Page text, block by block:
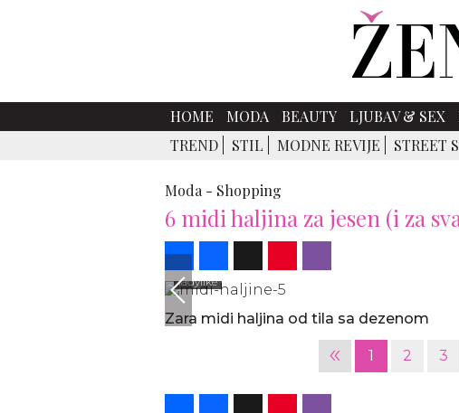
HOME MODA BEAUTY LJUBAV & SEX
TREND
STIL MODNE REVIJE STREET
Moda - Shopping
6 midi haljina za jesen (i za
ladylike
Zara midi haljina od tila sa dezenom
« 1 2 3